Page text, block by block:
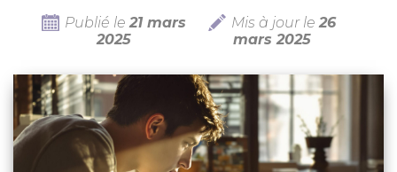
Publié le21 mars
2025
Mis à jour le26
mars 2025